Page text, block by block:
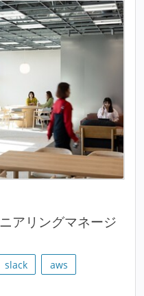
アリングマネージ
slack
aws